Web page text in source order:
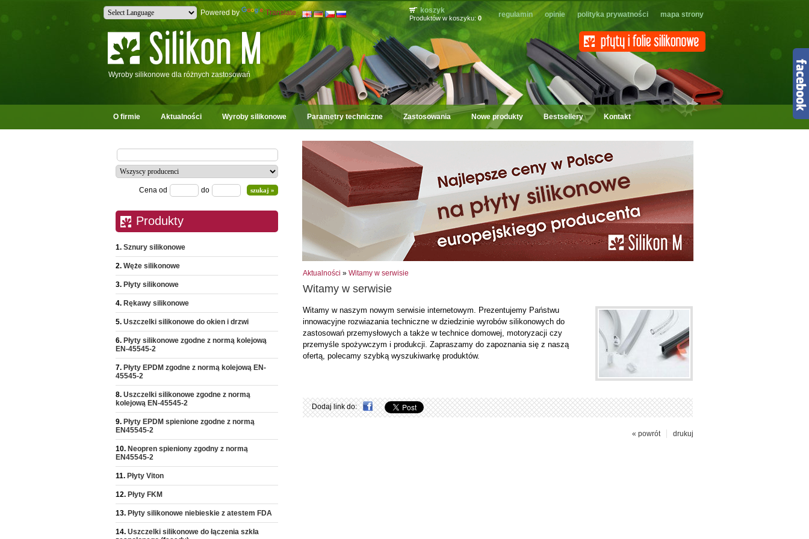
Powered by Translate koszyk
Produktów w koszyku: 0 regulamin opinie polityka prywatności mapa strony
Wyroby silikonowe dla różnych zastosowań
O firmie Aktualności Wyroby silikonowe Parametry techniczne Zastosowania Nowe produkty Bestsellery Kontakt
Cena od do
Produkty
Sznury silikonowe
Węże silikonowe
Płyty silikonowe
Rękawy silikonowe
Uszczelki silikonowe do okien i drzwi
Płyty silikonowe zgodne z normą kolejową
EN-45545-2
Płyty EPDM zgodne z normą kolejową EN-
45545-2
Uszczelki silikonowe zgodne z normą
kolejową EN-45545-2
Płyty EPDM spienione zgodne z normą
EN45545-2
Neopren spieniony zgodny z normą
EN45545-2
Płyty Viton
Płyty FKM
Płyty silikonowe niebieskie z atestem FDA
Uszczelki silikonowe do łączenia szkła
Witamy w serwisie
Aktualności » Witamy w serwisie
Witamy w naszym nowym serwisie internetowym. Prezentujemy Państwu
innowacyjne rozwiazania techniczne w dziedzinie wyrobów silikonowych do
zastosowań przemysłowych a także w technice domowej, motoryzacji czy
przemyśle spożywczym i produkcji. Zapraszamy do zapoznania się z naszą
ofertą, polecamy szybką wyszukiwarkę produktów.
Dodaj link do:
drukuj
« powrót